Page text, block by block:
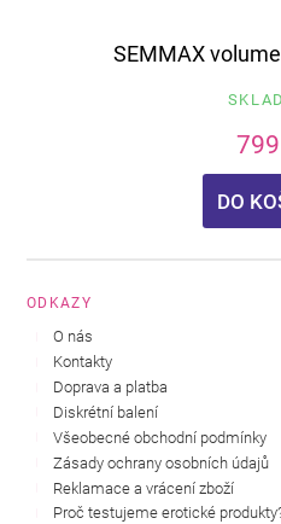
SEMMAX
799
DO
ODKAZY
O nás
Kontakty
Doprava a platba
Diskrétní balení
Všeobecné obchodní podmínky
Zásady ochrany osobních údajů
Reklamace a vrácení zboží
Proč testujeme erotické